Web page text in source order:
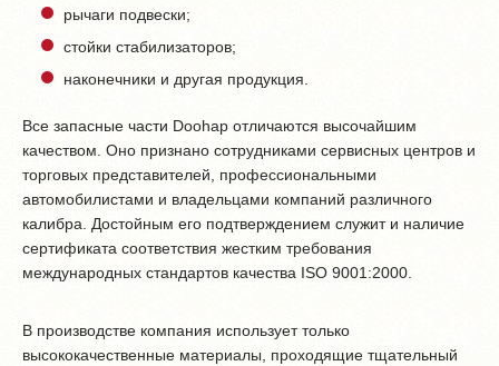
рычаги подвески;
стойки стабилизаторов;
наконечники и другая продукция.
Все запасные части Doohap отличаются высочайшим
качеством. Оно признано сотрудниками сервисных центров и
торговых представителей, профессиональными
автомобилистами и владельцами компаний различного
калибра. Достойным его подтверждением служит и наличие
сертификата соответствия жестким требования
международных стандартов качества ISO 9001:2000.
В производстве компания использует только
высококачественные материалы, проходящие тщательный